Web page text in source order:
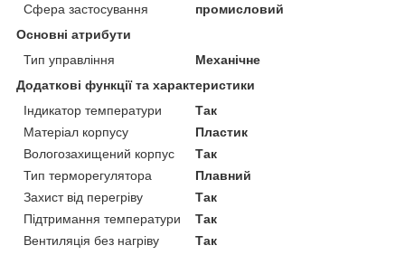
Сфера застосування
промисловий
Основні атрибути
Тип управління
Механічне
Додаткові функції та характеристики
Індикатор температури
Так
Матеріал корпусу
Пластик
Вологозахищений корпус
Так
Тип терморегулятора
Плавний
Захист від перегріву
Так
Підтримання температури
Так
Вентиляція без нагріву
Так